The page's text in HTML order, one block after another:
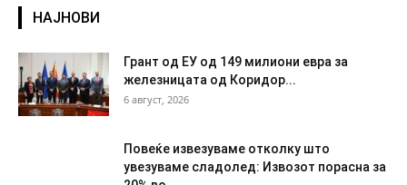
НАЈНОВИ
Грант од ЕУ од 149 милиони евра за
железницата од Коридор...
6 август, 2026
Повеќе извезуваме отколку што
увезуваме сладолед: Извозот порасна за